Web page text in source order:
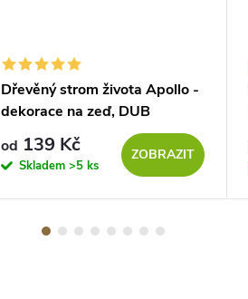
Dřevěný strom života Apollo -
dekorace na zeď, DUB
od 139 Kč
Skladem >5 ks
ZOBRAZIT